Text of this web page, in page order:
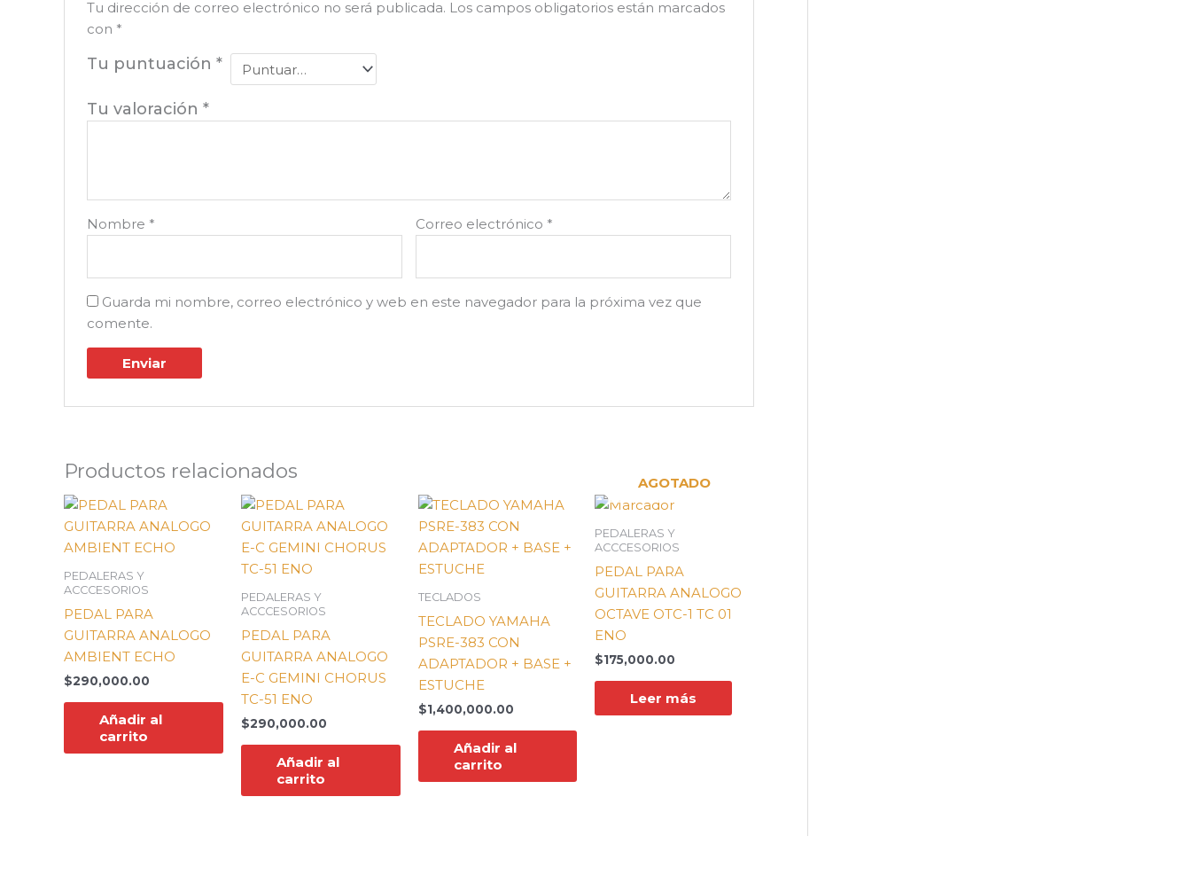
Tu dirección de correo electrónico no será publicada. Los campos obligatorios están marcados
con *
Tu puntuación*
Tu valoración*
Nombre * Correo electrónico *
Guarda mi nombre, correo electrónico y web en este navegador para la próxima vez que
comente.
Productos relacionados
PEDALERAS Y
ACCCESORIOS
PEDAL PARA
GUITARRA ANALOGO
AMBIENT ECHO
$290,000.00
Añadir al
carrito
PEDALERAS Y
ACCCESORIOS
PEDAL PARA
GUITARRA ANALOGO
E-C GEMINI CHORUS
TC-51 ENO
$290,000.00
Añadir al
carrito
TECLADOS
TECLADO YAMAHA
PSRE-383 CON
ADAPTADOR + BASE +
ESTUCHE
$1,400,000.00
Añadir al
carrito
AGOTADO
PEDALERAS Y
ACCCESORIOS
PEDAL PARA
GUITARRA ANALOGO
OCTAVE OTC-1 TC 01
ENO
$175,000.00
Leer más